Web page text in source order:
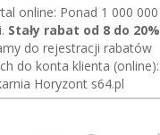
online: Ponad 1 000 000
Stały rabat od 8 do 20%
do rejestracji rabatów
do konta klienta (online):
Horyzont s64.pl